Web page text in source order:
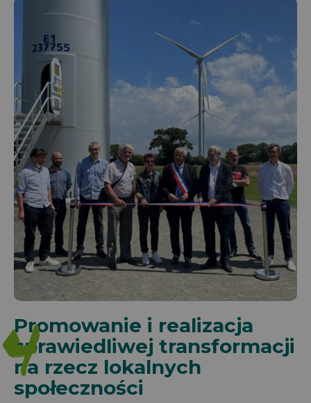
4
Promowanie i realizacja
sprawiedliwej transformacji
na rzecz lokalnych
społeczności